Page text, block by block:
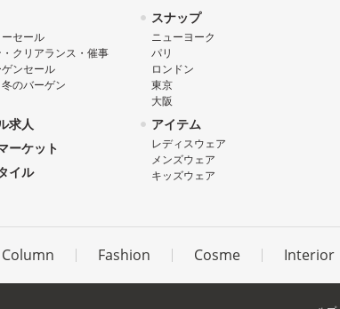
セール
クリアランス・催事
ンセール
のバーゲン
求人
ーケット
イル
スナップ
ニューヨーク
パリ
ロンドン
東京
大阪
アイテム
レディスウェア
メンズウェア
キッズウェア
Column Fashion Cosme Interior